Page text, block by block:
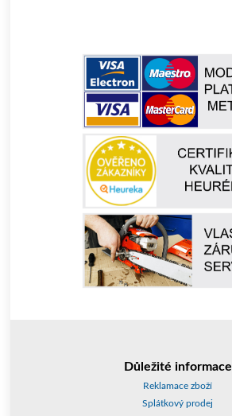
Důležité informace
Reklamace zboží
Splátkový prodej